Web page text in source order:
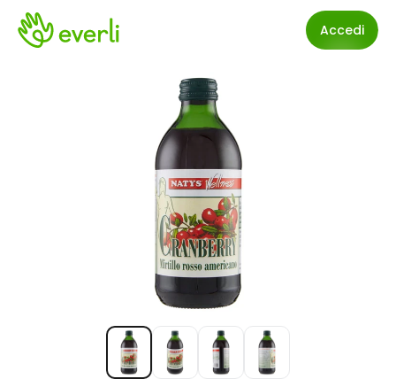
Accedi